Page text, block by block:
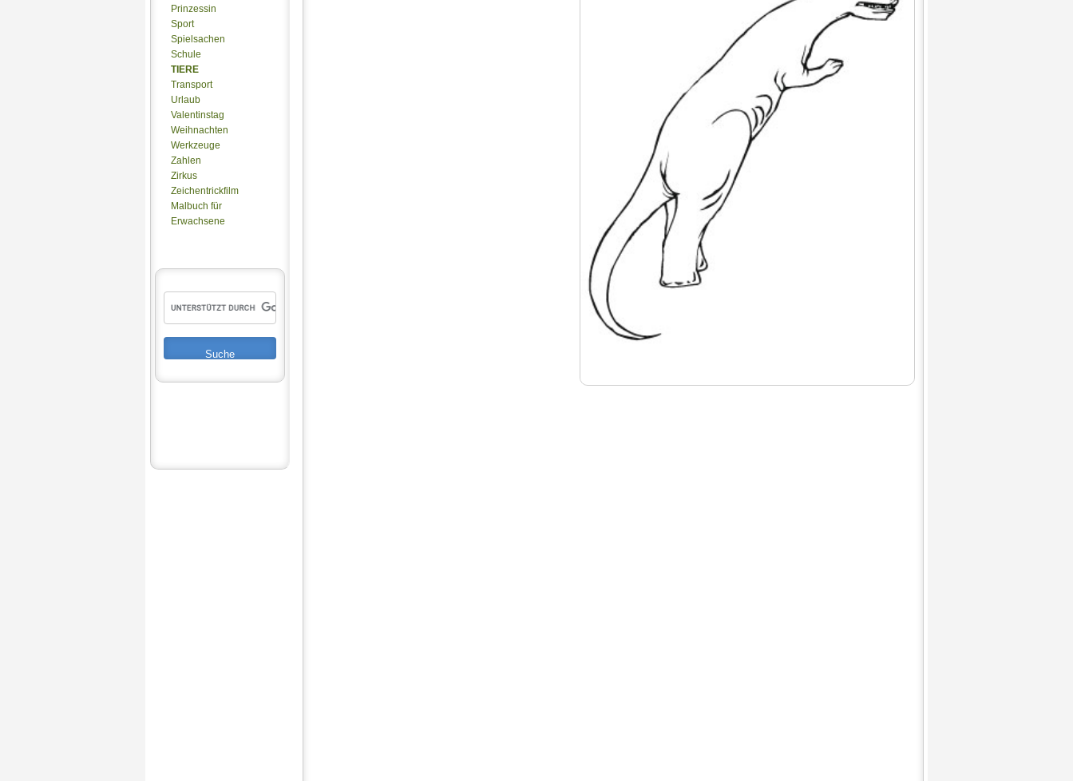
Prinzessin
Sport
Spielsachen
Schule
TIERE
Transport
Urlaub
Valentinstag
Weihnachten
Werkzeuge
Zahlen
Zirkus
Zeichentrickfilm
Malbuch für
Erwachsene